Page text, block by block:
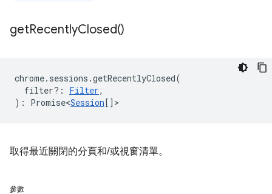
getRecentlyClosed()
chrome. sessions .getRecentlyClosed(
filter? : Filter,
) : Promise<Session[] >
取得最近關閉的分頁和/或視窗清單。
參數